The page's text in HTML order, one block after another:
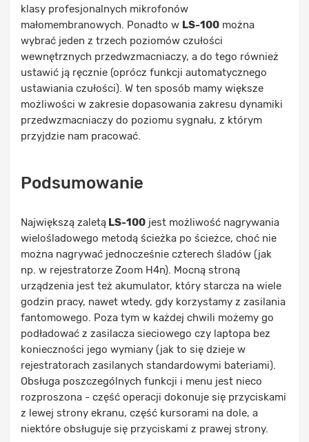
klasy profesjonalnych mikrofonów
małomembranowych. Ponadto w LS-100 można
wybrać jeden z trzech poziomów czułości
wewnętrznych przedwzmacniaczy, a do tego również
ustawić ją ręcznie (oprócz funkcji automatycznego
ustawiania czułości). W ten sposób mamy większe
możliwości w zakresie dopasowania zakresu dynamiki
przedwzmacniaczy do poziomu sygnału, z którym
przyjdzie nam pracować.
Podsumowanie
Największą zaletą LS-100 jest możliwość nagrywania
wielośladowego metodą ścieżka po ścieżce, choć nie
można nagrywać jednocześnie czterech śladów (jak
np. w rejestratorze Zoom H4n). Mocną stroną
urządzenia jest też akumulator, który starcza na wiele
godzin pracy, nawet wtedy, gdy korzystamy z zasilania
fantomowego. Poza tym w każdej chwili możemy go
podładować z zasilacza sieciowego czy laptopa bez
konieczności jego wymiany (jak to się dzieje w
rejestratorach zasilanych standardowymi bateriami).
Obsługa poszczególnych funkcji i menu jest nieco
rozproszona - część operacji dokonuje się przyciskami
z lewej strony ekranu, część kursorami na dole, a
niektóre obsługuje się przyciskami z prawej strony.